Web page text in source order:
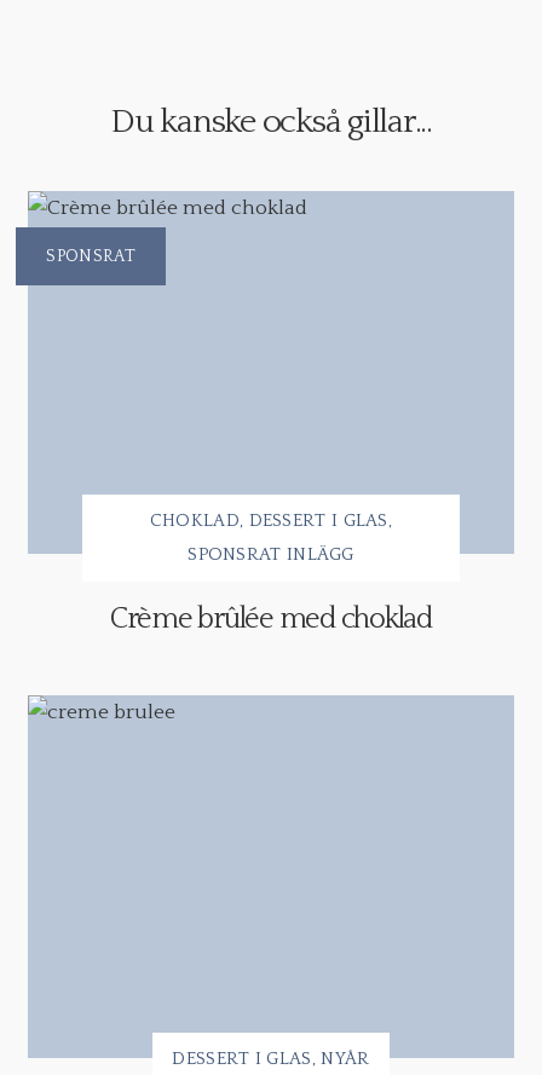
Du kanske också gillar...
SPONSRAT
CHOKLAD DESSERT I GLAS
SPONSRAT INLÄGG
Crème brûlée med choklad
DESSERT I GLAS NYÅR